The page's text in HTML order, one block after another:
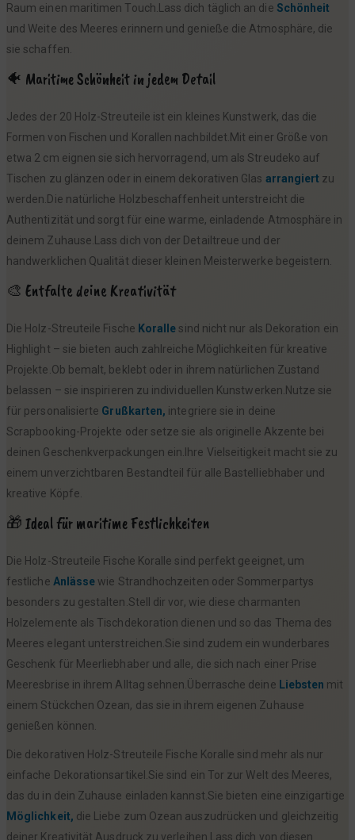
€
Raum einen maritimen Touch.Lass dich täglich an die Schönheit
und Weite des Meeres erinnern und genieße die Atmosphäre, die
sie schaffen.
🐠 Maritime Schönheit in jedem Detail
Jedes der 20 Holz-Streuteile ist ein kleines Kunstwerk, das die
Formen von Fischen und Korallen nachbildet.Mit einer Größe von
etwa 2 cm eignen sie sich hervorragend, um als Streudeko auf
Tischen zu glänzen oder in einem dekorativen Glas arrangiert zu
werden.Die natürliche Holzbeschaffenheit unterstreicht die
Authentizität und sorgt für eine warme, einladende Atmosphäre in
deinem Zuhause.Lass dich von der Detailtreue und der
handwerklichen Qualität dieser kleinen Meisterwerke begeistern.
🎨 Entfalte deine Kreativität
Die Holz-Streuteile Fische Koralle sind nicht nur als Dekoration ein
Highlight – sie bieten auch zahlreiche Möglichkeiten für kreative
Projekte.Ob bemalt, beklebt oder in ihrem natürlichen Zustand
belassen – sie inspirieren zu individuellen Kunstwerken.Nutze sie
für personalisierte Grußkarten, integriere sie in deine
Scrapbooking-Projekte oder setze sie als originelle Akzente bei
deinen Geschenkverpackungen ein.Ihre Vielseitigkeit macht sie zu
einem unverzichtbaren Bestandteil für alle Bastelliebhaber und
kreative Köpfe.
🎁 Ideal für maritime Festlichkeiten
Die Holz-Streuteile Fische Koralle sind perfekt geeignet, um
festliche Anlässe wie Strandhochzeiten oder Sommerpartys
besonders zu gestalten.Stell dir vor, wie diese charmanten
Holzelemente als Tischdekoration dienen und so das Thema des
Meeres elegant unterstreichen.Sie sind zudem ein wunderbares
Geschenk für Meerliebhaber und alle, die sich nach einer Prise
Meeresbrise in ihrem Alltag sehnen.Überrasche deine Liebsten mit
einem Stückchen Ozean, das sie in ihrem eigenen Zuhause
genießen können.
Die dekorativen Holz-Streuteile Fische Koralle sind mehr als nur
einfache Dekorationsartikel.Sie sind ein Tor zur Welt des Meeres,
das du in dein Zuhause einladen kannst.Sie bieten eine einzigartige
Möglichkeit, die Liebe zum Ozean auszudrücken und gleichzeitig
deiner Kreativität Ausdruck zu verleihen.Lass dich von diesen